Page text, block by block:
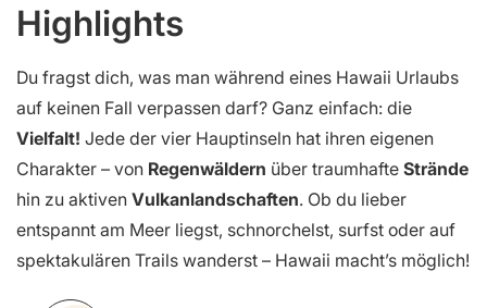
Highlights
Du fragst dich, was man während eines Hawaii Urlaubs
auf keinen Fall verpassen darf? Ganz einfach: die
Vielfalt! Jede der vier Hauptinseln hat ihren eigenen
Charakter – von Regenwäldern über traumhafte Strände
hin zu aktiven Vulkanlandschaften. Ob du lieber
entspannt am Meer liegst, schnorchelst, surfst oder auf
spektakulären Trails wanderst – Hawaii macht’s möglich!